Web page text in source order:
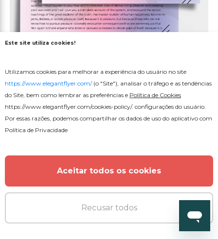
Gratuito
CV e Carta de Apresentação
Este site utiliza cookies!
Utilizamos cookies para melhorar a experiência do usuário no site
https://www.elegantflyer.com/(o "Site"), analisar o tráfego e as tendências
do Site, bem como lembrar as preferências e Política de Cookies
https://www.elegantflyer.com/cookies-policy/. configurações do usuário.
Por essas razões, podemos compartilhar os dados de uso do aplicativo com
Política de Privacidade
Aceitar todos os cookies
Recusar todos